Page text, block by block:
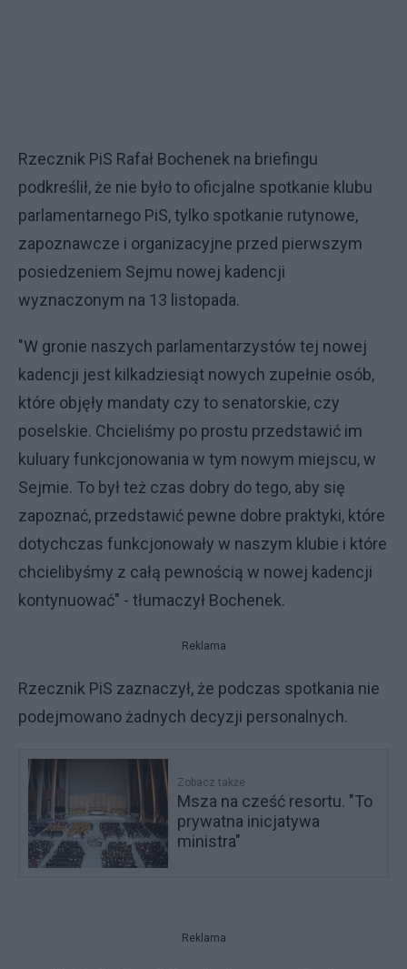
Rzecznik PiS Rafał Bochenek na briefingu
podkreślił, że nie było to oficjalne spotkanie klubu
parlamentarnego PiS, tylko spotkanie rutynowe,
zapoznawcze i organizacyjne przed pierwszym
posiedzeniem Sejmu nowej kadencji
wyznaczonym na 13 listopada.
"W gronie naszych parlamentarzystów tej nowej
kadencji jest kilkadziesiąt nowych zupełnie osób,
które objęły mandaty czy to senatorskie, czy
poselskie. Chcieliśmy po prostu przedstawić im
kuluary funkcjonowania w tym nowym miejscu, w
Sejmie. To był też czas dobry do tego, aby się
zapoznać, przedstawić pewne dobre praktyki, które
dotychczas funkcjonowały w naszym klubie i które
chcielibyśmy z całą pewnością w nowej kadencji
kontynuować" - tłumaczył Bochenek.
Reklama
Rzecznik PiS zaznaczył, że podczas spotkania nie
podejmowano żadnych decyzji personalnych.
Zobacz także
Msza na cześć resortu. "To
prywatna inicjatywa
ministra"
Reklama